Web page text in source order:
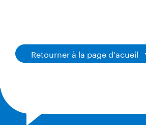
Retourner à la page d'acueil